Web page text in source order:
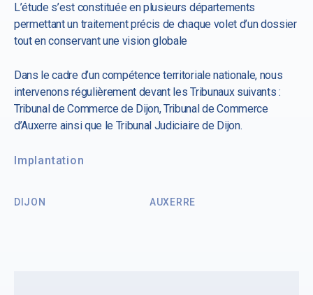
Implantation
DIJON AUXERRE
L’étude s’est constituée en plusieurs départements
permettant un traitement précis de chaque volet d’un dossier
tout en conservant une vision globale
Dans le cadre d’un compétence territoriale nationale, nous
intervenons régulièrement devant les Tribunaux suivants :
Tribunal de Commerce de Dijon, Tribunal de Commerce
d’Auxerre ainsi que le Tribunal Judiciaire de Dijon.